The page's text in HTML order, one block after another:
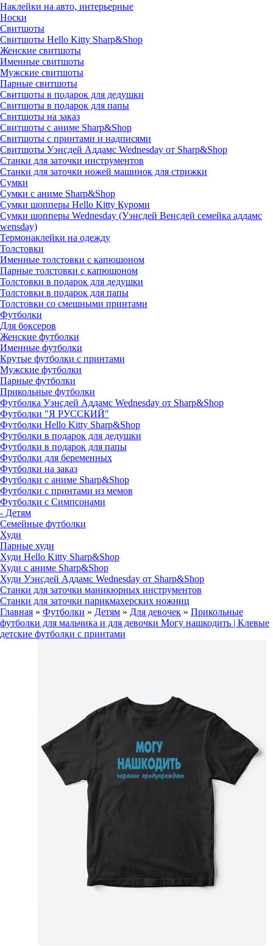
Наклейки на авто, интерьерные
Носки
Свитшоты
Cвитшоты Hello Kitty Sharp&Shop
Женские свитшоты
Именные свитшоты
Мужские свитшоты
Парные свитшоты
Свитшоты в подарок для дедушки
Свитшоты в подарок для папы
Свитшоты на заказ
Свитшоты с аниме Sharp&Shop
Свитшоты с принтами и надписями
Свитшоты Уэнсдей Аддамс Wednesday от Sharp&Shop
Станки для заточки инструментов
Станки для заточки ножей машинок для стрижки
Сумки
Сумки с аниме Sharp&Shop
Сумки шопперы Hello Kitty Куроми
Сумки шопперы Wednesday (Уэнсдей Венсдей семейка аддамс
wensday)
Термонаклейки на одежду
Толстовки
Именные толстовки с капюшоном
Парные толстовки с капюшоном
Толстовки в подарок для дедушки
Толстовки в подарок для папы
Толстовки со смешными принтами
Футболки
Для боксеров
Женские футболки
Именные футболки
Крутые футболки с принтами
Мужские футболки
Парные футболки
Прикольные футболки
Футболка Уэнсдей Аддамс Wednesday от Sharp&Shop
Футболки "Я РУССКИЙ"
Футболки Hello Kitty Sharp&Shop
Футболки в подарок для дедушки
Футболки в подарок для папы
Футболки для беременных
Футболки на заказ
Футболки с аниме Sharp&Shop
Футболки с принтами из мемов
Футболки с Симпсонами
- Детям
Семейные футболки
Худи
Парные худи
Худи Hello Kitty Sharp&Shop
Худи с аниме Sharp&Shop
Худи Уэнсдей Аддамс Wednesday от Sharp&Shop
Станки для заточки маникюрных инструментов
Станки для заточки парикмахерских ножниц
Главная » Футболки » Детям » Для девочек » Прикольные
футболки для мальчика и для девочки Могу нашкодить | Клевые
детские футболки с принтами